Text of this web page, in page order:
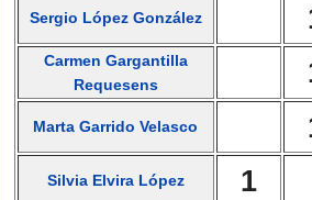
Sergio López González
Carmen Gargantilla
Requesens
Marta Garrido Velasco
Silvia Elvira López 1